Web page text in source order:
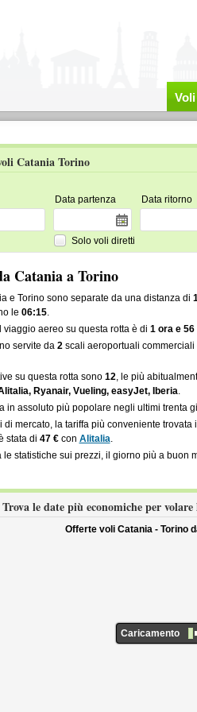
Catania Torino
Data partenza Data ritorno
Solo voli diretti
Catania a Torino
e Torino sono separate da una distanza di
le06:15.
viaggio aereo su questa rotta è di 1 ora e
servite da 2scali aeroportuali
su questa rotta sono 12, le più
Ryanair, Vueling, easyJet, Iberia.
in assoluto più popolare negli ultimi trenta
di mercato, la tariffa più conveniente
stata di 47 €con Alitalia.
le statistiche sui prezzi, il giorno più a buon
Trova le date più economiche per
Offerte voli Catania - Torino
Caricamento